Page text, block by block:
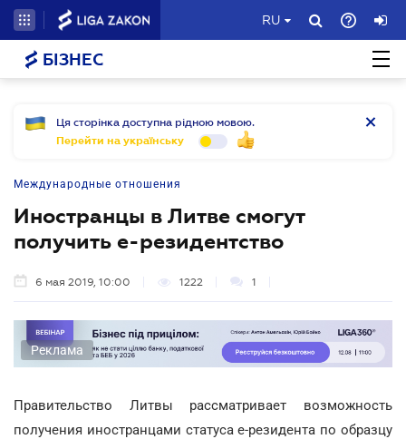
RU
БІЗНЕС
Ця сторінка доступна рідною мовою.
Перейти на українську
Международные отношения
Иностранцы в Литве смогут
получить е-резидентство
6 мая 2019, 10:00 1222 1
Реклама
Правительство Литвы рассматривает возможность
получения иностранцами статуса е-резидента по образцу